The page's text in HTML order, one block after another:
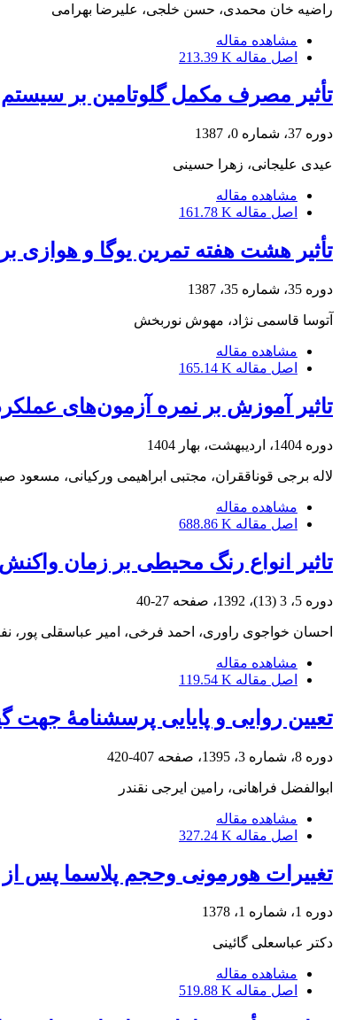
راضیه خان محمدی، حسن خلجی، علیرضا بهرامی
مشاهده مقاله
اصل مقاله 213.39 K
تأثیر مصرف مکمل گلوتامین بر
دوره 37، شماره 0، 1387
عیدی علیجانی، زهرا حسینی
مشاهده مقاله
اصل مقاله 161.78 K
تأثیر هشت هفته تمرین یوگا و هوازی بر افسردگی
دوره 35، شماره 35، 1387
آتوسا قاسمی نژاد، مهوش نوربخش
مشاهده مقاله
اصل مقاله 165.14 K
تاثیر آموزش بر نمره آزمون‌های
دوره 1404، اردیبهشت، بهار 1404
لاله برجی قوناققران، مجتبی ابراهیمی ورکیانی، مسعود
مشاهده مقاله
اصل مقاله 688.86 K
تاثیر انواع رنگ محیطی بر زمان
دوره 5، 3 (13)، 1392، صفحه 27-40
احسان خواجوی راوری، احمد فرخی، امیر عباسقلی پور،
مشاهده مقاله
اصل مقاله 119.54 K
تعیین روایی و پایایی پرسشنامۀ جهت
دوره 8، شماره 3، 1395، صفحه 407-420
ابوالفضل فراهانی، رامین ایرجی نقندر
مشاهده مقاله
اصل مقاله 327.24 K
تغییرات هورمونی وحجم پلاسما پس
دوره 1، شماره 1، 1378
دکتر عباسعلی گائینی
مشاهده مقاله
اصل مقاله 519.88 K